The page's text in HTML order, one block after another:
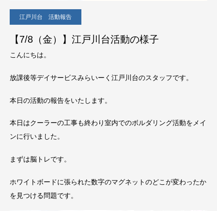
江戸川台 活動報告
【7/8（金）】江戸川台活動の様子
こんにちは。
放課後等デイサービスみらいーく江戸川台のスタッフです。
本日の活動の報告をいたします。
本日はクーラーの工事も終わり室内でのボルダリング活動をメイ
ンに行いました。
まずは脳トレです。
ホワイトボードに張られた数字のマグネットのどこが変わったか
を見つける問題です。